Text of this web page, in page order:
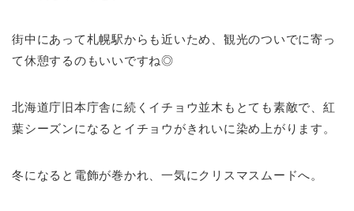
街中にあって札幌駅からも近いため、観光のついでに寄っ
て休憩するのもいいですね◎
北海道庁旧本庁舎に続くイチョウ並木もとても素敵で、紅
葉シーズンになるとイチョウがきれいに染め上がります。
冬になると電飾が巻かれ、一気にクリスマスムードへ。